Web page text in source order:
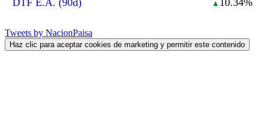
▲
Tweets by NacionPaisa
Haz clic para aceptar cookies de marketing y permitir este contenido